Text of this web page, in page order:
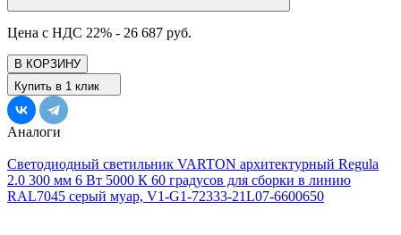
Цена с НДС 22% - 26 687 руб.
В КОРЗИНУ
Купить в 1 клик
Аналоги
Светодиодный светильник VARTON архитектурный Regula
2.0 300 мм 6 Вт 5000 К 60 градусов для сборки в линию
RAL7045 серый муар, V1-G1-72333-21L07-6600650